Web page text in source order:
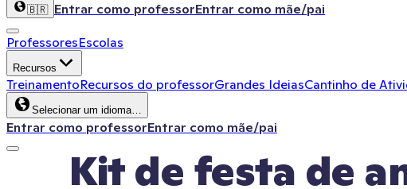
🇧🇷 Entrar como professorEntrar como mãe/pai
ProfessoresEscolas
Recursos
TreinamentoRecursos do professorGrandes IdeiasCantinho de
Selecionar um idioma…
Entrar como professorEntrar como mãe/pai
Kit de festa de